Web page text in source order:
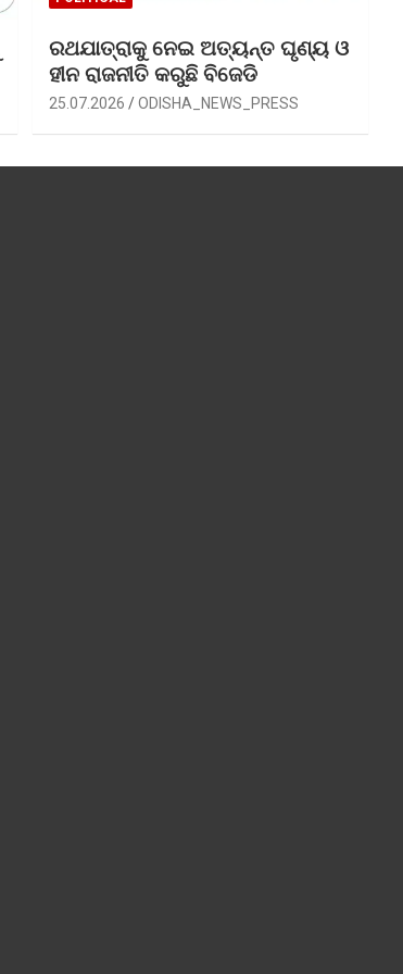
ରଥଯାତ୍ରାକୁ ନେଇ ଅତ୍ୟନ୍ତ ଘୃଣ୍ୟ ଓ
ହୀନ ରାଜନୀତି କରୁଛି ବିଜେଡି
25.07.2026 ODISHA_NEWS_PRESS